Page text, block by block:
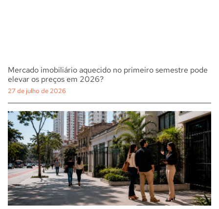
Mercado imobiliário aquecido no primeiro semestre pode
elevar os preços em 2026?
27 de julho de 2026